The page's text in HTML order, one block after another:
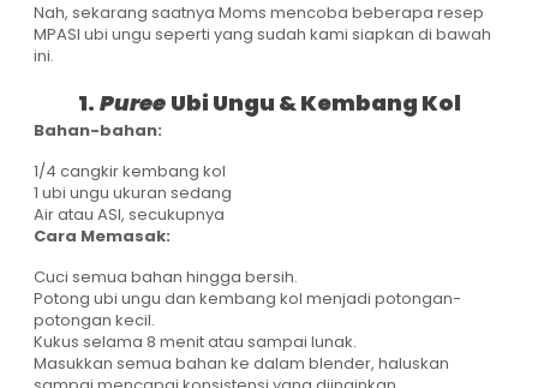
Nah, sekarang saatnya Moms mencoba beberapa resep
MPASI ubi ungu seperti yang sudah kami siapkan di bawah
ini.
1. Puree Ubi Ungu & Kembang Kol
Bahan-bahan:
1/4 cangkir kembang kol
1 ubi ungu ukuran sedang
Air atau ASI, secukupnya
Cara Memasak:
Cuci semua bahan hingga bersih.
Potong ubi ungu dan kembang kol menjadi potongan-
potongan kecil.
Kukus selama 8 menit atau sampai lunak.
Masukkan semua bahan ke dalam blender, haluskan